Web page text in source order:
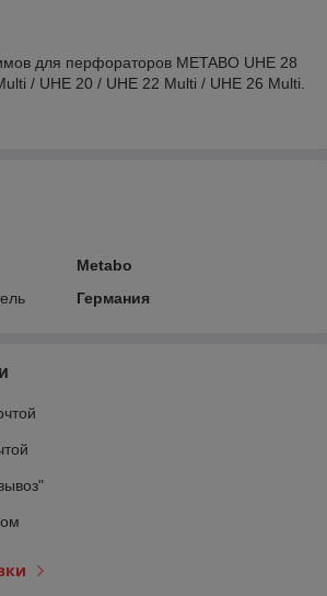
для перфораторов METABO UHE 28
/ UHE 20 / UHE 22 Multi / UHE 26 Multi.
Metabo
Германия